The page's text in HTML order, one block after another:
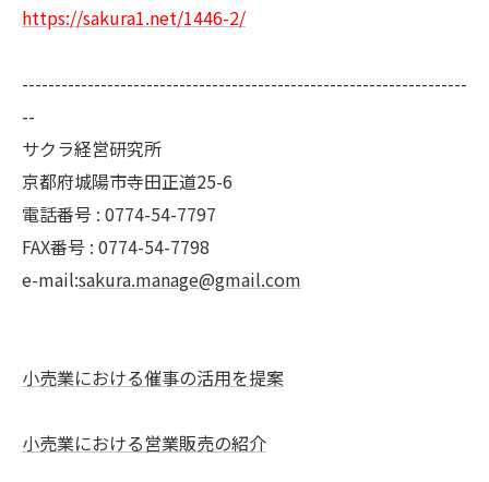
https://sakura1.net/1446-2/
--------------------------------------------------------------------
--
サクラ経営研究所
京都府城陽市寺田正道25-6
電話番号 : 0774-54-7797
FAX番号 : 0774-54-7798
e-mail:sakura.manage@gmail.com
小売業における催事の活用を提案
小売業における営業販売の紹介